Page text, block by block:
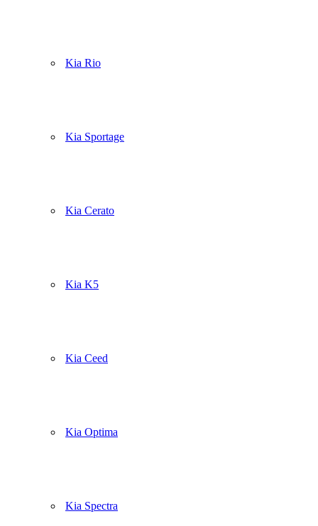
Kia Rio
Kia Sportage
Kia Cerato
Kia K5
Kia Ceed
Kia Optima
Kia Spectra